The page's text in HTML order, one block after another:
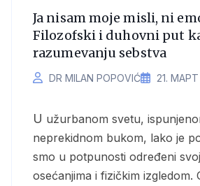
Ja nisam moje misli, ni
Filozofski i duhovni put
razumevanju sebstva
DR MILAN POPOVIĆ 21. МАРТ
U užurbanom svetu, ispunjenom obavezama i
neprekidnom bukom, lako je
smo u potpunosti određeni
osećanjima i fizičkim izgledom.